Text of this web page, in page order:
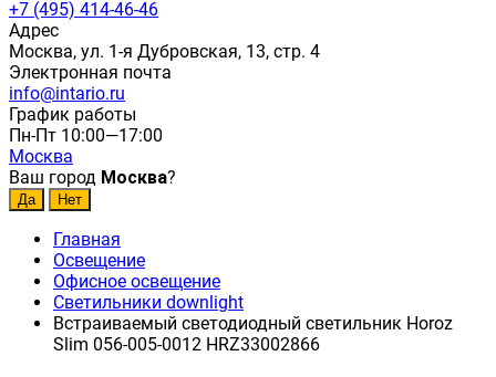
+7 (495) 414-46-46
Адрес
Москва, ул. 1-я Дубровская, 13, стр. 4
Электронная почта
info@intario.ru
График работы
Пн-Пт 10:00—17:00
Москва
Ваш город Москва?
Главная
Освещение
Офисное освещение
Светильники downlight
Встраиваемый светодиодный светильник Horoz
Slim 056-005-0012 HRZ33002866